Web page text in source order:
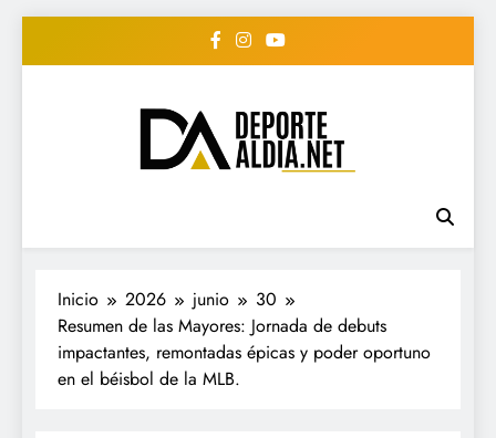
• DEPORTE AL DIA •
"Periodico Deportivo
Digital"
#deportealdiard #deportealdiaperiodico
Inicio 2026 junio
30
Resumen de las Mayores: Jornada de debuts
impactantes, remontadas épicas y poder oportuno
en el béisbol de la MLB.